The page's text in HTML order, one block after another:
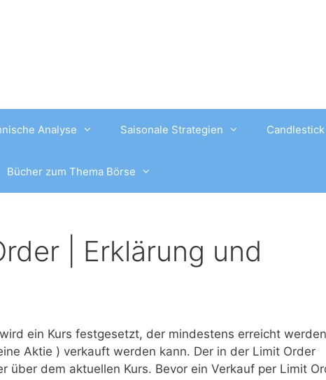
Analyse Saisonale Strategien
Bücher zum Thema Börse
| Erklärung und
wird ein Kurs festgesetzt, der mindestens erreicht
Aktie ) verkauft werden kann. Der in der Limit Order
über dem aktuellen Kurs. Bevor ein Verkauf per Limit